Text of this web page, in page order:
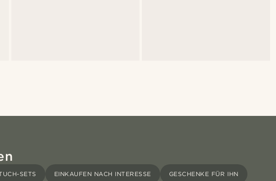
SETS EINKAUFEN NACH INTERESSE GESCHENKE FÜR IHN